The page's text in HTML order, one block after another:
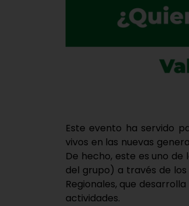
Este evento ha servido
vivos en las nuevas
De hecho, este es uno
del grupo) a través de
Regionales, que
actividades.